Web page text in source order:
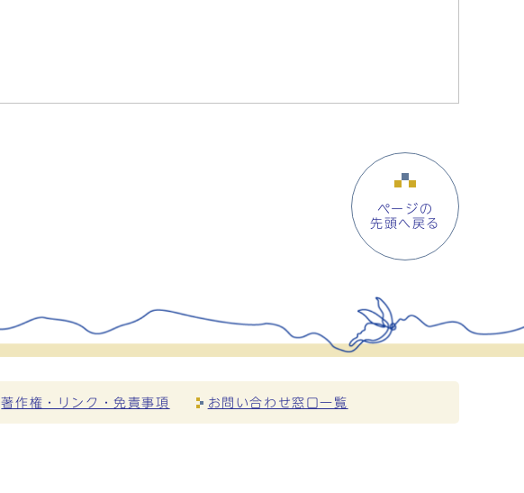
ページの
先頭へ戻る
著作権・リンク・免責事項 お問い合わせ窓口一覧